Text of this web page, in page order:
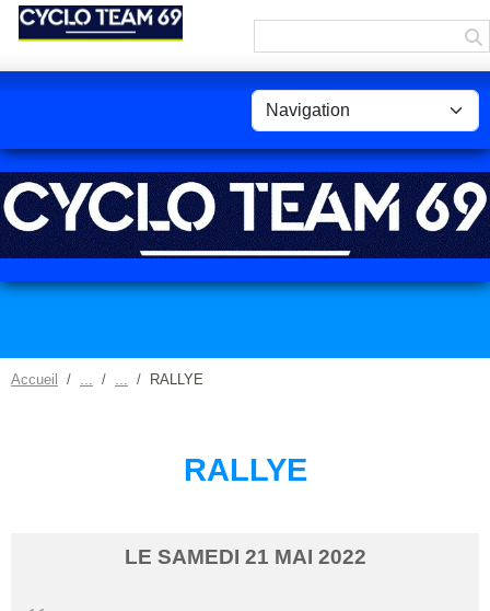
Accueil RALLYE
RALLYE
LE SAMEDI 21 MAI 2022
Panneau de gestion des cookies